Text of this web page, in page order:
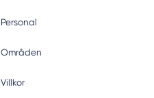
Personal
Områden
Villkor